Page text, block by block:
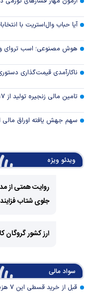
آیا حباب وال‌استریت با
هوش مصنوعی؛ اسب تروای
ناکارآمدی قیمت‌گذاری
تامین مالی زنجیره تولید از ۱۱۷ همت عبور کرد
سهم جهش یافته اوراق مالی
ویدئو ویژه
روایت همتی از
جلوی شتاب
ارز کشور گروگان
سواد مالی
قبل از خرید قسطی این ۷ هزینه پنهان را بشناسید